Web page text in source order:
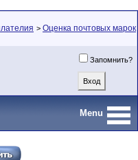
> Оценка почтовых марок
Запомнить?
Menu